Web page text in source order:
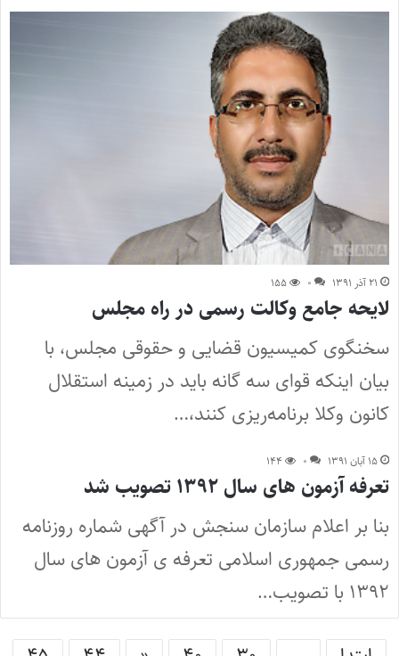
۲۱ آذر ۱۳۹۱ ۰ ۱۵۵
لایحه جامع وکالت رسمی در راه مجلس
سخنگوی کمیسیون قضایی و حقوقی مجلس، با
بیان اینکه قوای سه گانه باید در زمینه استقلال
کانون وکلا برنامه‌ریزی کنند،…
۱۵ آبان ۱۳۹۱ ۰ ۱۴۴
تعرفه آزمون های سال ۱۳۹۲ تصویب شد
بنا بر اعلام سازمان سنجش در آگهی شماره روزنامه
رسمی جمهوری اسلامی تعرفه ی آزمون های سال
۱۳۹۲ با تصویب…